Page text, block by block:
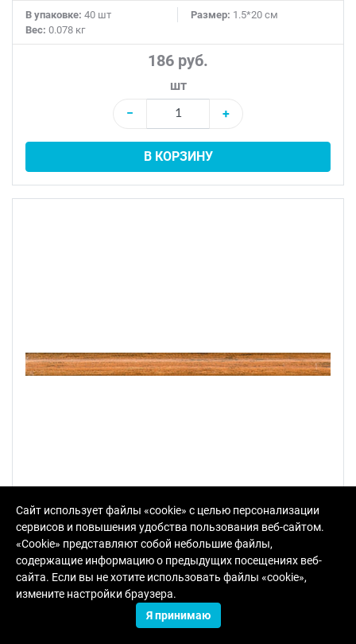
В упаковке: 40 шт Размер: 1.5*20 см
Вес: 0.078 кг
186 руб.
шт
−
+
В КОРЗИНУ
211 Дерево бежевый матовый
бордюр
В упаковке:40 шт
Сайт использует файлы «cookie» с целью персонализации
сервисов и повышения удобства пользования веб-сайтом.
«Cookie» представляют собой небольшие файлы,
содержащие информацию о предыдущих посещениях веб-
сайта. Если вы не хотите использовать файлы «cookie»,
измените настройки браузера.
Я принимаю